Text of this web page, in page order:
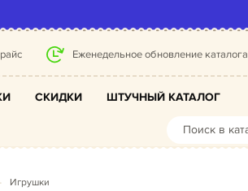
Еженедельное обновление каталога
СКИДКИ ШТУЧНЫЙ КАТАЛОГ
Игрушки